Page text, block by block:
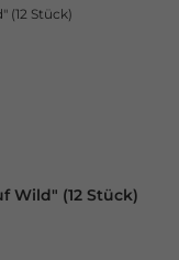
Wild" (12 Stück)